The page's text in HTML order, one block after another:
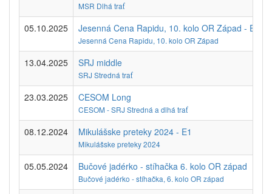
MSR Dlhá trať
05.10.2025 Jesenná Cena Rapidu, 10. kolo OR Západ - E1
Jesenná Cena Rapidu, 10. kolo OR Západ
13.04.2025 SRJ middle
SRJ Stredná trať
23.03.2025 CESOM Long
CESOM - SRJ Stredná a dlhá trať
08.12.2024 Mikulášske preteky 2024 - E1
Mikulášske preteky 2024
05.05.2024 Bučové jadérko - stíhačka 6. kolo OR západ
Bučové jadérko - stíhačka, 6. kolo OR západ